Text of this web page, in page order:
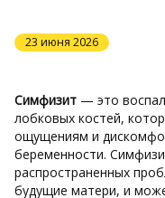
23 июня 2026
Симфизит — это
лобковых костей,
ощущениям и
беременности.
распространенных
будущие матери, и